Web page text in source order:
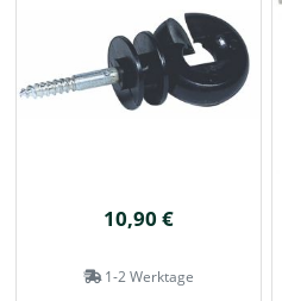
10,90 €
1-2 Werktage